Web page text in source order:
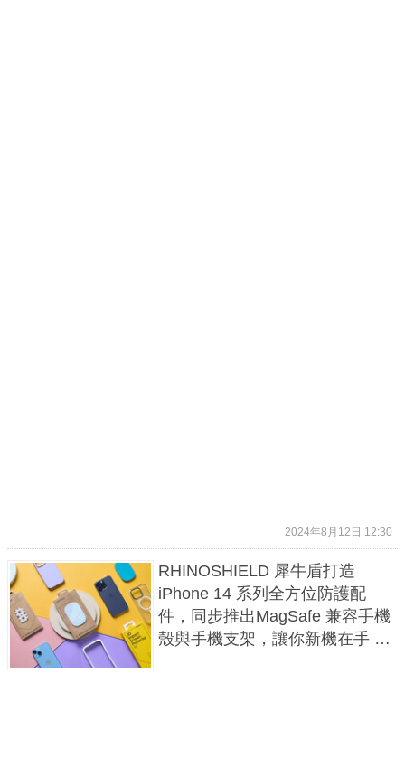
2024年8月12日 12:30
RHINOSHIELD 犀牛盾打造
iPhone 14 系列全方位防護配
件，同步推出MagSafe 兼容手機
殼與手機支架，讓你新機在手 安